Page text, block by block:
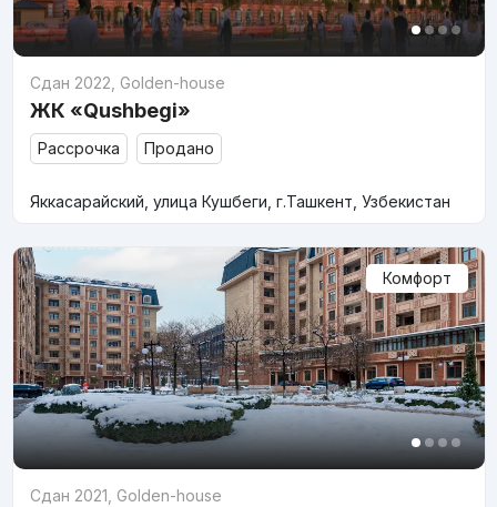
Сдан 2022 Golden-house
ЖК «Qushbegi»
Рассрочка Продано
Яккасарайский, улица Кушбеги, г.Ташкент, Узбекистан
Комфорт
Сдан 2021 Golden-house